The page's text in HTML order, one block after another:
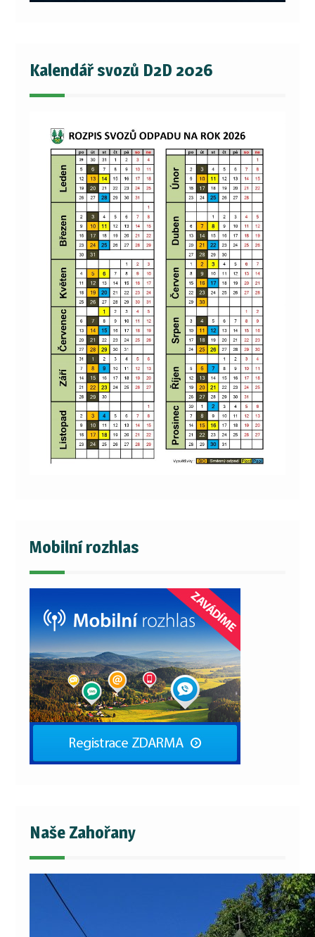
Kalendář svozů D2D 2026
Mobilní rozhlas
Naše Zahořany